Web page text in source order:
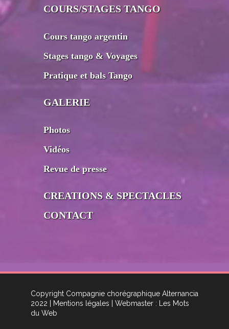
COURS/STAGES TANGO
Cours tango argentin
Stages tango & Voyages
Pratique et bals Tango
GALERIE
Photos
Vidéos
Revue de presse
CREATIONS & SPECTACLES
CONTACT
Copyright Compagnie chorégraphique Alternancia
2022
| Mentions légales
| Webmaster : Les Mots
du Web